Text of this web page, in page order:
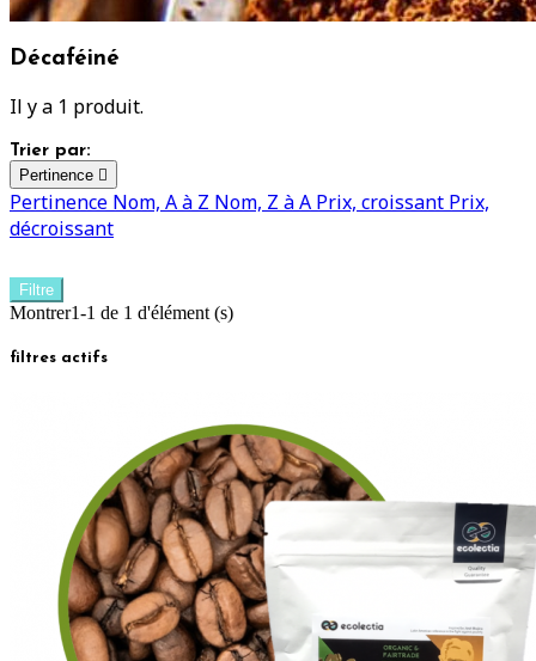
Décaféiné
Il y a 1 produit.
Trier par:
Pertinence 
Pertinence Nom, A à Z Nom, Z à A Prix, croissant Prix,
décroissant
Filtre
Montrer1-1 de 1 d'élément (s)
filtres actifs